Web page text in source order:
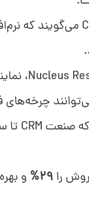
29% و